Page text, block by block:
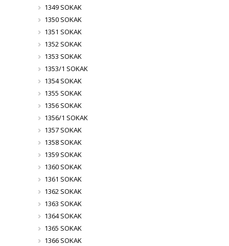
1349 SOKAK
1350 SOKAK
1351 SOKAK
1352 SOKAK
1353 SOKAK
1353/1 SOKAK
1354 SOKAK
1355 SOKAK
1356 SOKAK
1356/1 SOKAK
1357 SOKAK
1358 SOKAK
1359 SOKAK
1360 SOKAK
1361 SOKAK
1362 SOKAK
1363 SOKAK
1364 SOKAK
1365 SOKAK
1366 SOKAK